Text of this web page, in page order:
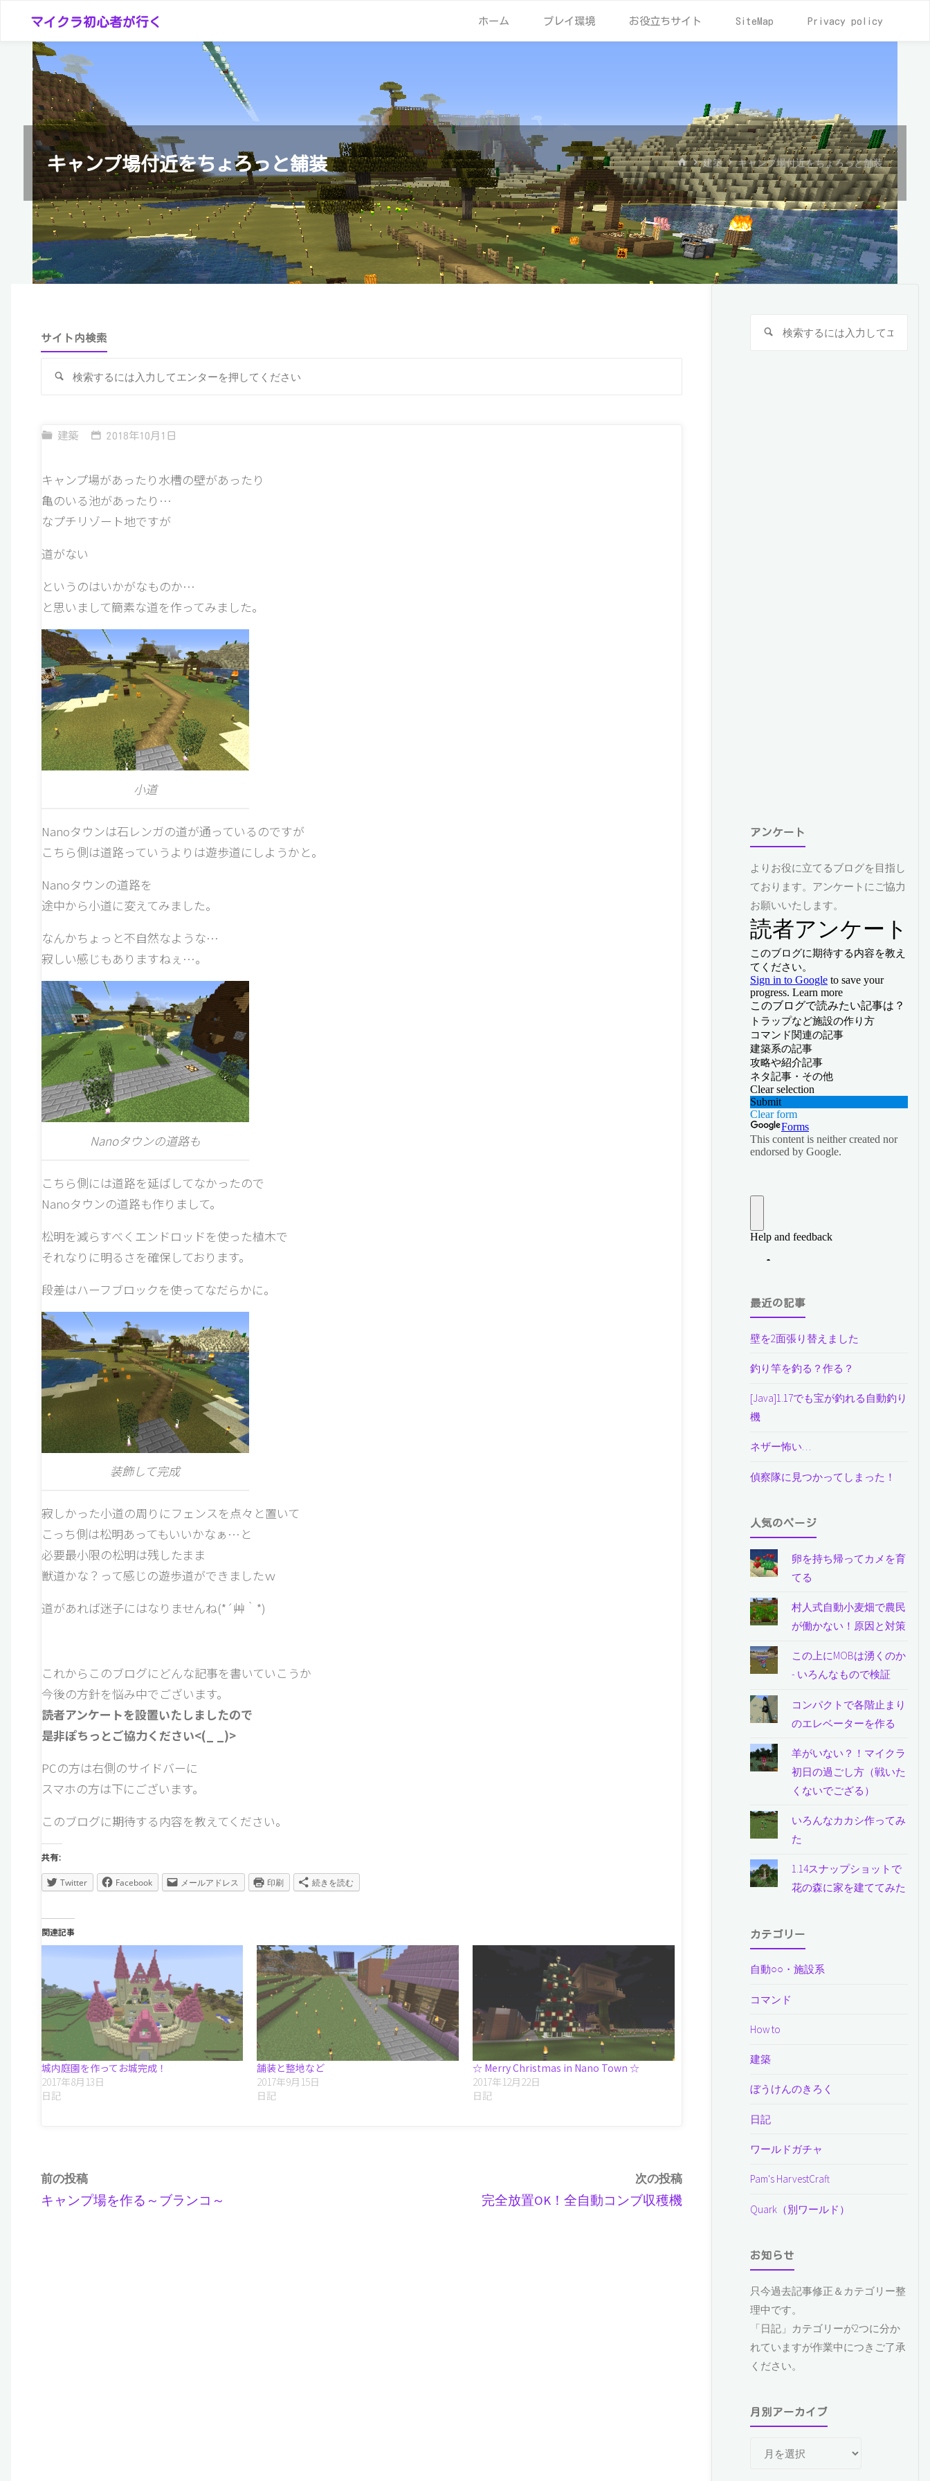
マイクラ初心者が行く ホーム プレイ環境 お役立ちサイト SiteMap Privacy policy
キャンプ場付近をちょろっと舗装
ホ
ー
ム
建築 キャンプ場付近をちょろっと舗装
サイト内検索
検
建築 2018年10月1日
キャンプ場があったり水槽の壁があったり
亀のいる池があったり…
なプチリゾート地ですが
道がない
というのはいかがなものか…
と思いまして簡素な道を作ってみました。
小道
Nanoタウンは石レンガの道が通っているのですが
こちら側は道路っていうよりは遊歩道にしようかと。
Nanoタウンの道路を
途中から小道に変えてみました。
なんかちょっと不自然なような…
寂しい感じもありますねぇ…。
Nanoタウンの道路も
こちら側には道路を延ばしてなかったので
Nanoタウンの道路も作りまして。
松明を減らすべくエンドロッドを使った植木で
それなりに明るさを確保しております。
段差はハーフブロックを使ってなだらかに。
装飾して完成
寂しかった小道の周りにフェンスを点々と置いて
こっち側は松明あってもいいかなぁ…と
必要最小限の松明は残したまま
獣道かな？って感じの遊歩道ができましたｗ
道があれば迷子にはなりませんね(*´艸｀*)
これからこのブログにどんな記事を書いていこうか
今後の方針を悩み中でございます。
読者アンケートを設置いたしましたので
是非ぽちっとご協力ください<(_ _)>
PCの方は右側のサイドバーに
スマホの方は下にございます。
このブログに期待する内容を教えてください。
共有:
Twitter Facebook メールアドレス 印刷 続きを読む
関連記事
城内庭園を作ってお城完成！
2017年8月13日
日記
舗装と整地など
2017年9月15日
日記
☆ Merry Christmas in Nano Town ☆
2017年12月22日
日記
前の投稿
キャンプ場を作る～ブランコ～
次の投稿
完全放置OK！全自動コンブ収穫機
検
アンケート
よりお役に立てるブログを目指し
ております。アンケートにご協力
お願いいたします。
最近の記事
壁を2面張り替えました
釣り竿を釣る？作る？
[Java]1.17でも宝が釣れる自動釣り
機
ネザー怖い…
偵察隊に見つかってしまった！
人気のページ
卵を持ち帰ってカメを育
てる
村人式自動小麦畑で農民
が働かない！原因と対策
この上にMOBは湧くのか
- いろんなもので検証
コンパクトで各階止まり
のエレベーターを作る
羊がいない？！マイクラ
初日の過ごし方（戦いた
くないでござる）
いろんなカカシ作ってみ
た
1.14スナップショットで
花の森に家を建ててみた
カテゴリー
自動○○・施設系
コマンド
How to
建築
ぼうけんのきろく
日記
ワールドガチャ
Pam's HarvestCraft
Quark（別ワールド）
お知らせ
只今過去記事修正＆カテゴリー整
理中です。
「日記」カテゴリーが2つに分か
れていますが作業中につきご了承
ください。
月別アーカイブ